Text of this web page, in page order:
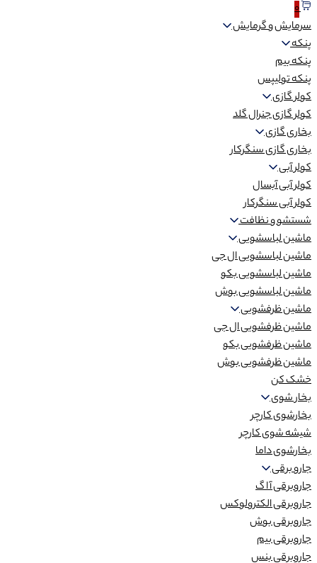
0
سرمایش و گرمایش
پنکه
پنکه بیم
پنکه تولیپس
کولر گازی
کولر گازی جنرال گلد
بخاری گازی
بخاری گازی سنگرکار
کولر آبی
کولر آبی آبسال
کولر آبی سنگرکار
شستشو و نظافت
ماشین لباسشویی
ماشین لباسشویی ال جی
ماشین لباسشویی بکو
ماشین لباسشویی بوش
ماشین ظرفشویی
ماشین ظرفشویی ال جی
ماشین ظرفشویی بکو
ماشین ظرفشویی بوش
خشک کن
بخار شوی
بخارشوی کارچر
شیشه شوی کارچر
بخارشوی داما
جارو برقی
جاروبرقی آ ا گ
جاروبرقی الکترولوکس
جاروبرقی بوش
جاروبرقی بیم
جاروبرقی بنس